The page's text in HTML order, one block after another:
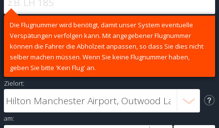
Die Flugnummer wird benötigt, damit unser System eventuelle
Verspätungen verfolgen kann. Mit angegebener Flugnummer
können die Fahrer die Abholzeit anpassen, so dass Sie dies nicht
selber machen müssen. Wenn Sie keine Flugnummer haben,
geben Sie bitte 'Kein Flug' an.
Zielort:
am: